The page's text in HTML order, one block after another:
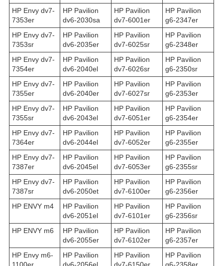
HP Envy dv7-
7353er
HP Pavilion
dv6-2030sa
HP Pavilion
dv7-6001er
HP Pavilion
g6-2347er
HP Envy dv7-
7353sr
HP Pavilion
dv6-2035er
HP Pavilion
dv7-6025sr
HP Pavilion
g6-2348er
HP Envy dv7-
7354er
HP Pavilion
dv6-2040el
HP Pavilion
dv7-6026sr
HP Pavilion
g6-2350sr
HP Envy dv7-
7355er
HP Pavilion
dv6-2040er
HP Pavilion
dv7-6027sr
HP Pavilion
g6-2353er
HP Envy dv7-
7355sr
HP Pavilion
dv6-2043el
HP Pavilion
dv7-6051er
HP Pavilion
g6-2354er
HP Envy dv7-
7364er
HP Pavilion
dv6-2044el
HP Pavilion
dv7-6052er
HP Pavilion
g6-2355er
HP Envy dv7-
7387er
HP Pavilion
dv6-2045el
HP Pavilion
dv7-6053er
HP Pavilion
g6-2355sr
HP Envy dv7-
7387sr
HP Pavilion
dv6-2050et
HP Pavilion
dv7-6100er
HP Pavilion
g6-2356er
HP ENVY m4
HP Pavilion
dv6-2051el
HP Pavilion
dv7-6101er
HP Pavilion
g6-2356sr
HP ENVY m6
HP Pavilion
dv6-2055er
HP Pavilion
dv7-6102er
HP Pavilion
g6-2357er
HP Envy m6-
HP Pavilion
HP Pavilion
HP Pavilion